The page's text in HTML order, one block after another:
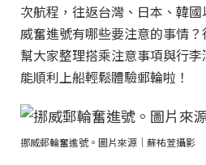
次航程，往返台灣、日本、韓
威奮進號有哪些要注意的事情
幫大家整理搭乘注意事項與行
能順利上船輕鬆體驗郵輪啦！
挪威郵輪奮進號。圖片來源｜蘇祐萱攝影